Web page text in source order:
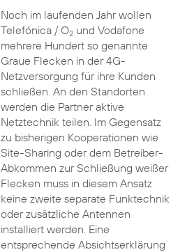
Noch im laufenden Jahr wollen
Telefónica / O2und Vodafone
mehrere Hundert so genannte
Graue Flecken in der 4G-
Netzversorgung für ihre Kunden
schließen. An den Standorten
werden die Partner aktive
Netztechnik teilen. Im Gegensatz
zu bisherigen Kooperationen wie
Site-Sharing oder dem Betreiber-
Abkommen zur Schließung weißer
Flecken muss in diesem Ansatz
keine zweite separate Funktechnik
oder zusätzliche Antennen
installiert werden. Eine
entsprechende Absichtserklärung